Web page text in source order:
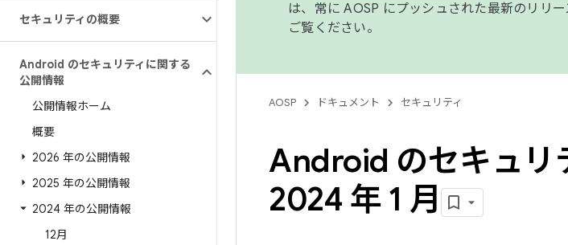
セキュリティの概要
Android のセキュリティに関する
公開情報
公開情報ホーム
概要
2026 年の公開情報
2025 年の公開情報
2024 年の公開情報
12月
は、常に AOSP にプッシュされた最新のリリ
ご覧ください。
AOSP ドキュメント セキュリティ
Android のセキュリ
2024 年 1 月